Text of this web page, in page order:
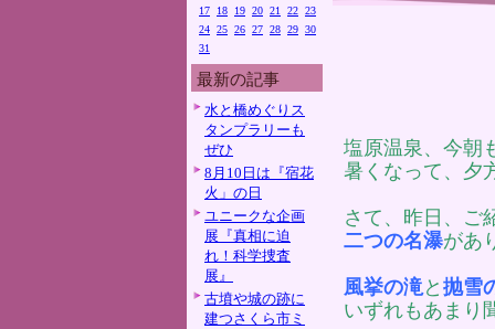
17
18 19 20 21 22 23
24 25 26 27 28 29 30
31
最新の記事
水と橋めぐりス
タンプラリーも
ぜひ
8月10日は『宿花
火」の日
ユニークな企画
展『真相に迫
れ！科学捜査
展』
古墳や城の跡に
建つさくら市ミ
塩原温泉、今朝
暑くなって、夕
さて、昨日、ご
二つの名瀑があ
風挙の滝と 抛雪
いずれもあまり